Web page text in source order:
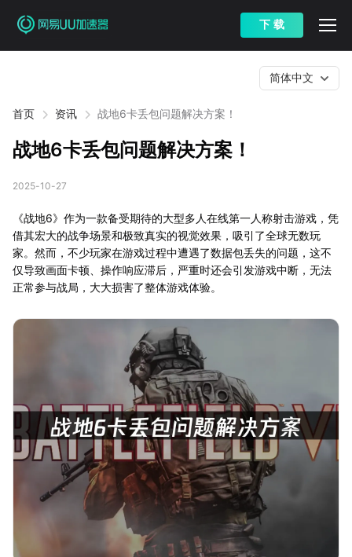
下 载
首页 资讯 战地6卡丢包问题解决方案！
简体中文
战地6卡丢包问题解决方案！
2025-10-27
《战地6》作为一款备受期待的大型多人在线第一人称射击游戏，凭
借其宏大的战争场景和极致真实的视觉效果，吸引了全球无数玩
家。然而，不少玩家在游戏过程中遭遇了数据包丢失的问题，这不
仅导致画面卡顿、操作响应滞后，严重时还会引发游戏中断，无法
正常参与战局，大大损害了整体游戏体验。